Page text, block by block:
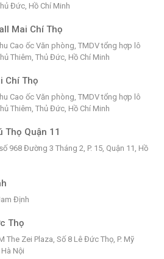
Đức, Hồ Chí Minh
Mai Chí Thọ
Cao ốc Văn phòng, TMDV tổng hợp lô
Thiêm, Thủ Đức, Hồ Chí Minh
Chí Thọ
Cao ốc Văn phòng, TMDV tổng hợp lô
Thiêm, Thủ Đức, Hồ Chí Minh
Thọ Quận 11
968 Đường 3 Tháng 2, P. 15, Quận 11, Hồ
Định
Thọ
The Zei Plaza, Số 8 Lê Đức Thọ, P. Mỹ
Nội